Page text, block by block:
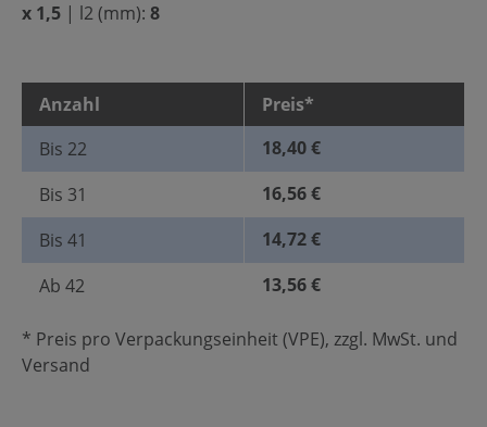
x 1,5 | l2 (mm): 8
Anzahl
Preis*
Bis 22
18,40 €
Bis 31
16,56 €
Bis 41
14,72 €
Ab 42 13,56 €
* Preis pro Verpackungseinheit (VPE), zzgl. MwSt. und
Versand